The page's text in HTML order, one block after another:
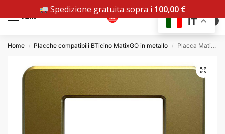
0
Home / Placche compatibili BTicino MatixGO in metallo / Placca MatixGO Oro Opaco in Metallo Compatibile BTicino | CAL
IT
Spedizione gratuita sopra i 100,00 €